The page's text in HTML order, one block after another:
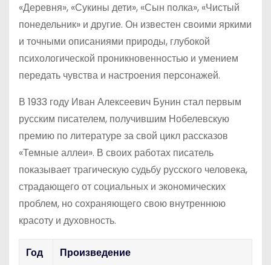
«Деревня», «Сукины дети», «Сын полка», «Чистый
понедельник» и другие. Он известен своими яркими
и точными описаниями природы, глубокой
психологической проникновенностью и умением
передать чувства и настроения персонажей.
В 1933 году Иван Алексеевич Бунин стал первым
русским писателем, получившим Нобелевскую
премию по литературе за свой цикл рассказов
«Темные аллеи». В своих работах писатель
показывает трагическую судьбу русского человека,
страдающего от социальных и экономических
проблем, но сохраняющего свою внутреннюю
красоту и духовность.
Год Произведение